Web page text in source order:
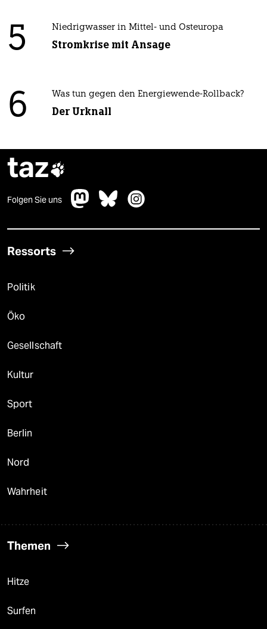
5 Niedrigwasser in Mittel- und Osteuropa
Stromkrise mit Ansage
6 Was tun gegen den Energiewende-Rollback?
Der Urknall
taz
Folgen Sie uns
Ressorts
Politik
Öko
Gesellschaft
Kultur
Sport
Berlin
Nord
Wahrheit
Themen
Hitze
Surfen